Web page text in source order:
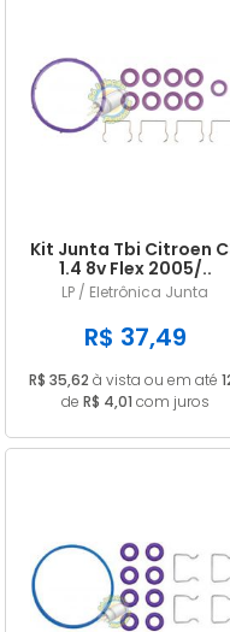
Kit Junta Tbi Citroen
1.4 8v Flex 2005/..
LP / Eletrônica Junta
R$ 37,49
R$ 35,62 à vista ou em até
de R$ 4,01 com juros